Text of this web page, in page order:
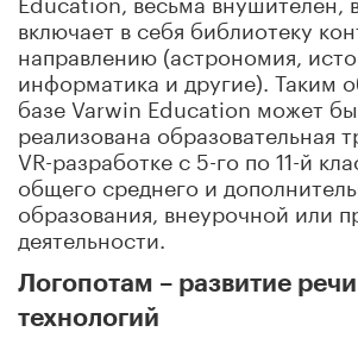
включает в себя библиотеку
направлению (астрономия,
информатика и другие). Таким
базе Varwin Education может
реализована образовательная
VR-разработке с 5-го по 11-й
общего среднего и
образования, внеурочной или
деятельности.
Логопотам – развитие
технологий